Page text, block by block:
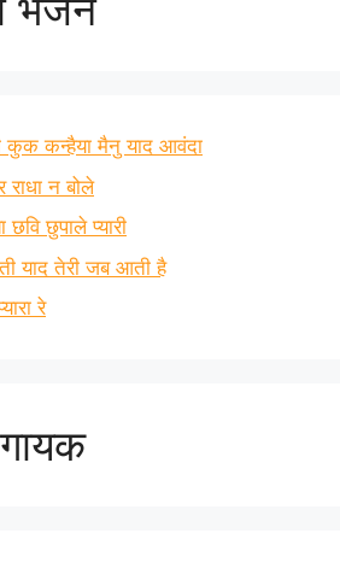
कुक कन्हैया मैनु याद आवंदा
राधा न बोले
छुपाले प्यारी
याद तेरी जब आती है
रे